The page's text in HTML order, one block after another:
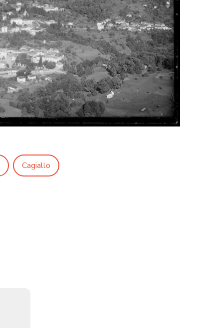
Cagiallo